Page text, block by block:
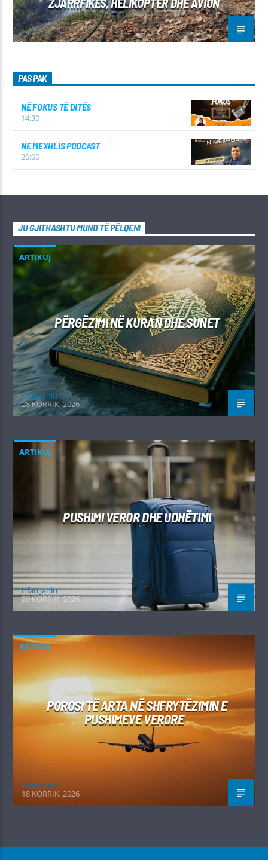
PAS PAK
NË FOKUS TË DITËS
14:30
NE MEXHLIS PODCAST
20:00
JU GJITHASHTU MUND TË PËLQENI
ARTIKUJ
PËRGËZIMI NË KURAN DHE SUNET
Irfan Jahiu
28 KORRIK, 2026
ARTIKUJ
PUSHIMI VEROR DHE UDHËTIMI
Irfan Jahiu
20 KORRIK, 2026
ARTIKUJ
POROSI TË ARTA NË SHFRYTËZIMIN E
PUSHIMEVE VERORE
Irfan Jahiu
18 KORRIK, 2026